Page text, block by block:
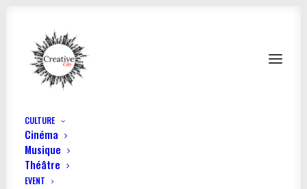
CULTURE
Cinéma
Musique
Théâtre
EVENT